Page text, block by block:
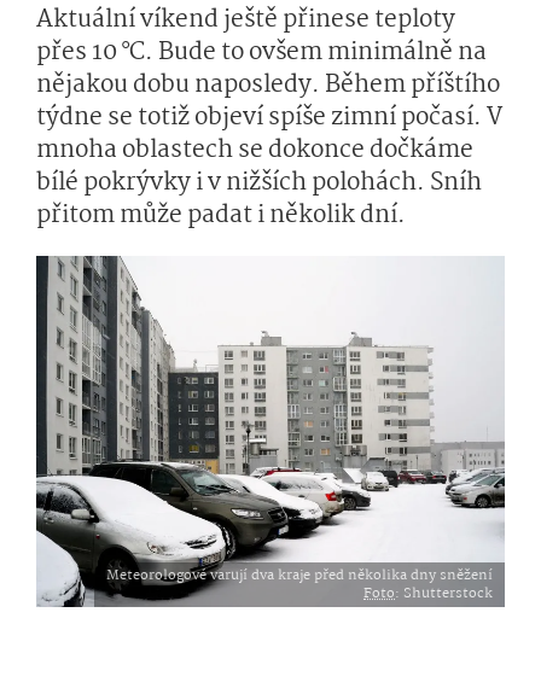
Aktuální víkend ještě přinese teploty
přes 10 °C. Bude to ovšem minimálně na
nějakou dobu naposledy. Během příštího
týdne se totiž objeví spíše zimní počasí. V
mnoha oblastech se dokonce dočkáme
bílé pokrývky i v nižších polohách. Sníh
přitom může padat i několik dní.
Meteorologové varují dva kraje před několika dny sněžení
Foto: Shutterstock